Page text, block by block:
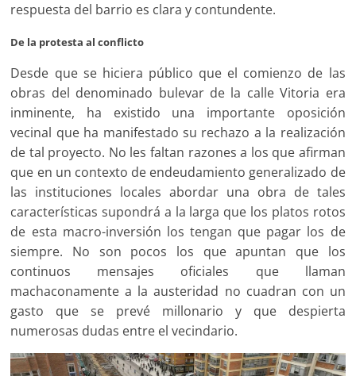
respuesta del barrio es clara y contundente.
De la protesta al conflicto
Desde que se hiciera público que el comienzo de las
obras del denominado bulevar de la calle Vitoria era
inminente, ha existido una importante oposición
vecinal que ha manifestado su rechazo a la realización
de tal proyecto. No les faltan razones a los que afirman
que en un contexto de endeudamiento generalizado de
las instituciones locales abordar una obra de tales
características supondrá a la larga que los platos rotos
de esta macro-inversión los tengan que pagar los de
siempre. No son pocos los que apuntan que los
continuos mensajes oficiales que llaman
machaconamente a la austeridad no cuadran con un
gasto que se prevé millonario y que despierta
numerosas dudas entre el vecindario.